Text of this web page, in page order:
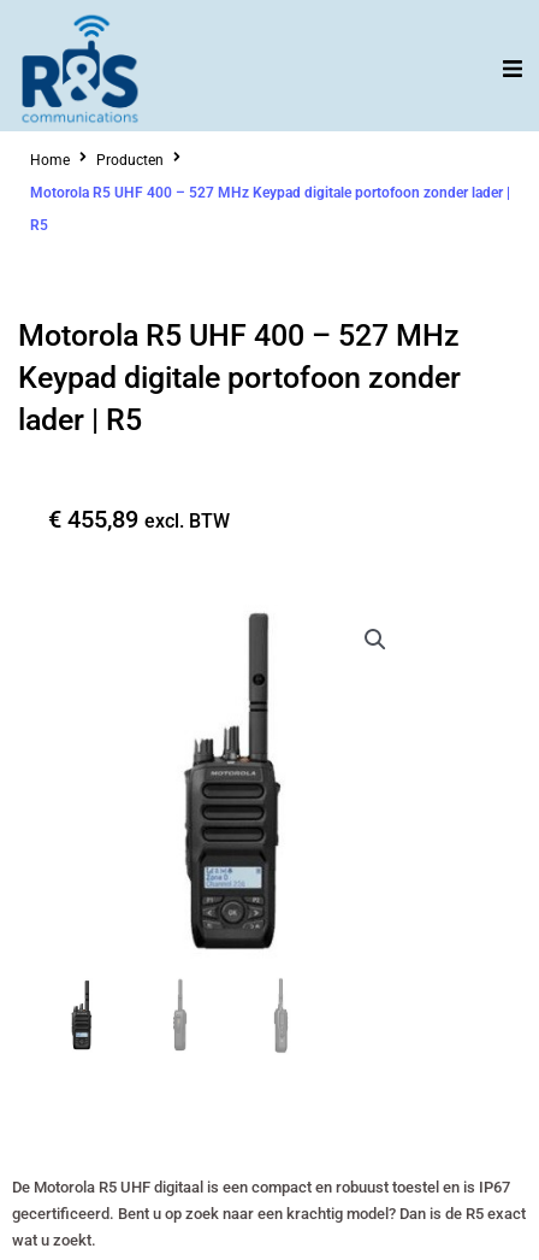
inhoud
Home
Producten
Motorola R5 UHF 400 – 527 MHz Keypad digitale portofoon zonder lader |
R5
Motorola R5 UHF 400 – 527 MHz
Keypad digitale portofoon zonder
lader | R5
€ 455,89 excl. BTW
De Motorola R5 UHF digitaal is een compact en robuust toestel en is IP67
gecertificeerd. Bent u op zoek naar een krachtig model? Dan is de R5 exact
wat u zoekt.